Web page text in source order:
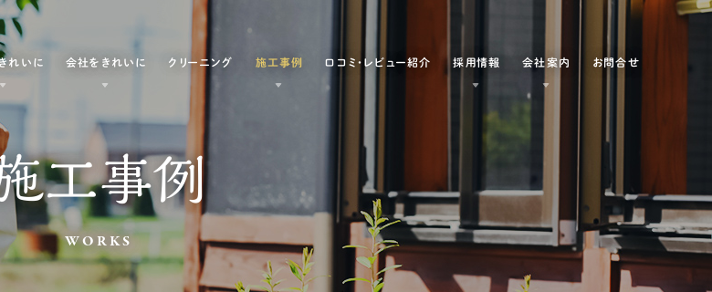
れいに 会社をきれいに クリーニング 施工事例 口コミ・レビュー紹介 採用情報 会社案内 お問合せ
工事例
WORKS